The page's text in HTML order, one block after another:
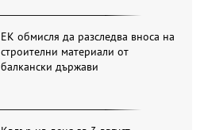
ЕК обмисля да разследва вноса на
строителни материали от
балкански държави